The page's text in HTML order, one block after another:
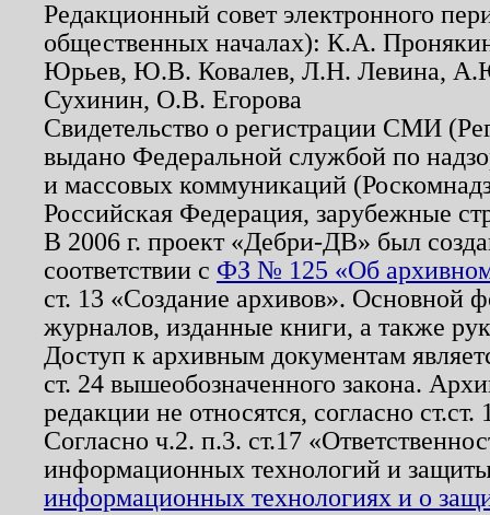
Редакционный совет электронного
общественных началах): К.А.
Юрьев, Ю.В. Ковалев, Л.Н. Левина,
Сухинин, О.В. Егорова
Свидетельство о регистрации СМИ
выдано Федеральной службой по
и массовых коммуникаций
Российская Федерация, зарубежные
В 2006 г. проект «Дебри-ДВ» был
соответствии с ФЗ № 125 «Об
ст. 13 «Создание архивов». Основной
журналов, изданные книги, а также
Доступ к архивным документам
ст. 24 вышеобозначенного закона.
редакции не относятся, согласно
Согласно ч.2. п.3. ст.17
информационных технологий и
информационных технологиях и о